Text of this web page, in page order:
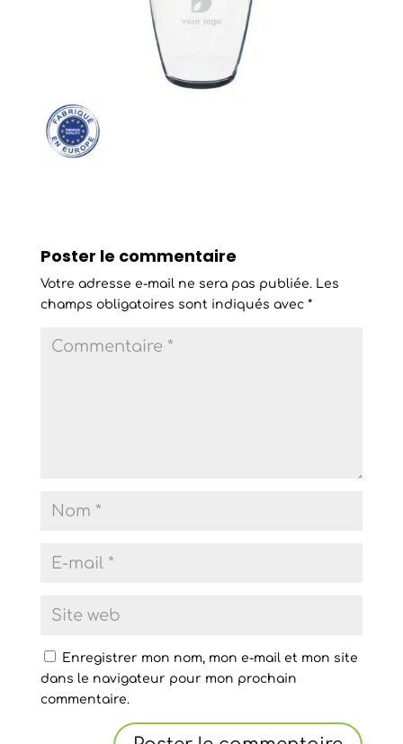
Poster le commentaire
Votre adresse e-mail ne sera pas publiée. Les
champs obligatoires sont indiqués avec *
Enregistrer mon nom, mon e-mail et mon site
dans le navigateur pour mon prochain
commentaire.